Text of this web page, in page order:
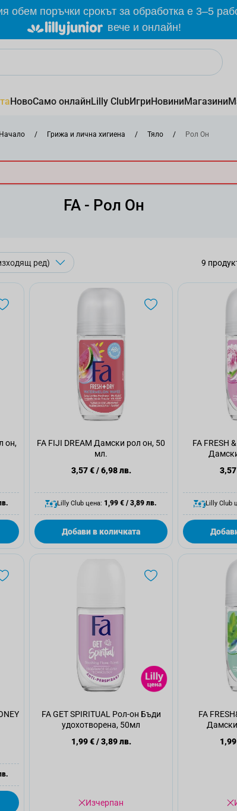
обем поръчки срокът за обработка е 3–5
вече и онлайн!
НовоСамо онлайнLilly ClubИгриНовиниМагазини
Начало / Грижа и лична хигиена / Тяло / Рол Он
FA - Рол Он
9
он,
FA FIJI DREAM Дамски рол он, 50
мл.
3,57 €/6,98 лв.
Lilly Club цена: 1,99 € / 3,89 лв.
Добави в количката
FA FRESH
Lilly Club
FA GET SPIRITUAL Рол-он Бъди
удохотворена, 50мл
1,99 €/3,89 лв.
Изчерпан
FA